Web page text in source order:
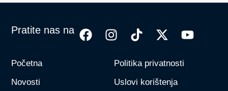
Pratite nas na
Početna
Novosti
Politika privatnosti
Uslovi korištenja